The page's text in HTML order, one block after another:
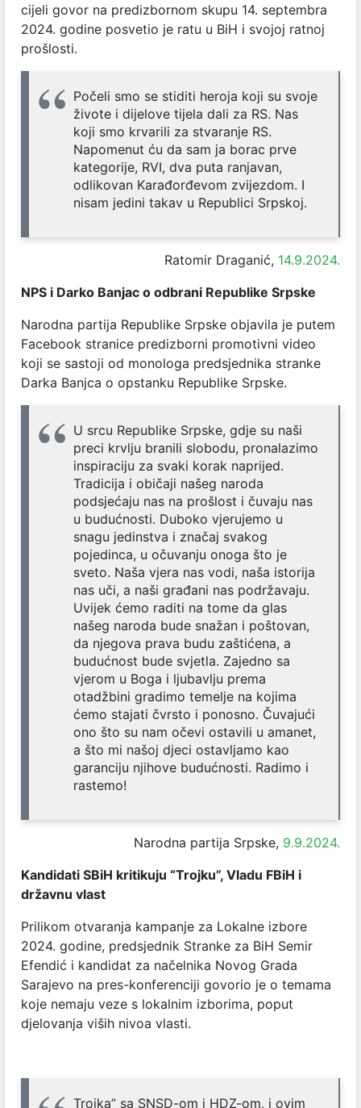
cijeli govor na predizbornom skupu 14. septembra
2024. godine posvetio je ratu u BiH i svojoj ratnoj
prošlosti.
Počeli smo se stiditi heroja koji su svoje
živote i dijelove tijela dali za RS. Nas
koji smo krvarili za stvaranje RS.
Napomenut ću da sam ja borac prve
kategorije, RVI, dva puta ranjavan,
odlikovan Karađorđevom zvijezdom. I
nisam jedini takav u Republici Srpskoj.
Ratomir Draganić, 14.9.2024.
NPS i Darko Banjac o odbrani Republike Srpske
Narodna partija Republike Srpske objavila je putem
Facebook stranice predizborni promotivni video
koji se sastoji od monologa predsjednika stranke
Darka Banjca o opstanku Republike Srpske.
U srcu Republike Srpske, gdje su naši
preci krvlju branili slobodu, pronalazimo
inspiraciju za svaki korak naprijed.
Tradicija i običaji našeg naroda
podsjećaju nas na prošlost i čuvaju nas
u budućnosti. Duboko vjerujemo u
snagu jedinstva i značaj svakog
pojedinca, u očuvanju onoga što je
sveto. Naša vjera nas vodi, naša istorija
nas uči, a naši građani nas podržavaju.
Uvijek ćemo raditi na tome da glas
našeg naroda bude snažan i poštovan,
da njegova prava budu zaštićena, a
budućnost bude svjetla. Zajedno sa
vjerom u Boga i ljubavlju prema
otadžbini gradimo temelje na kojima
ćemo stajati čvrsto i ponosno. Čuvajući
ono što su nam očevi ostavili u amanet,
a što mi našoj djeci ostavljamo kao
garanciju njihove budućnosti. Radimo i
rastemo!
Narodna partija Srpske, 9.9.2024.
Kandidati SBiH kritikuju “Trojku”, Vladu FBiH i
državnu vlast
Prilikom otvaranja kampanje za Lokalne izbore
2024. godine, predsjednik Stranke za BiH Semir
Efendić i kandidat za načelnika Novog Grada
Sarajevo na pres-konferenciji govorio je o temama
koje nemaju veze s lokalnim izborima, poput
djelovanja viših nivoa vlasti.
Trojka” sa SNSD-om i HDZ-om, i ovim